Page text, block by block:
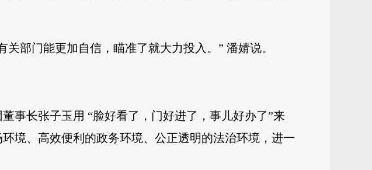
部门能更加自信，瞄准了就大力投入。” 潘婧说。
事长张子玉用 “脸好看了，门好进了，事儿好办了”来
境、高效便利的政务环境、公正透明的法治环境，进一